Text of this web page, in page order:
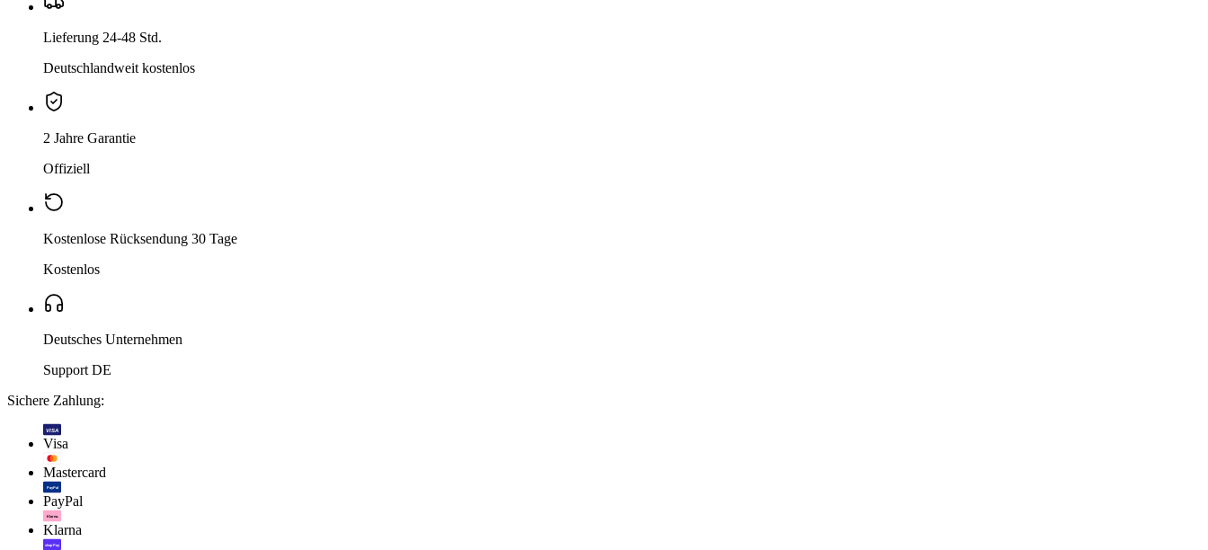
Lieferung 24-48 Std.
Deutschlandweit kostenlos
2 Jahre Garantie
Offiziell
Kostenlose Rücksendung 30 Tage
Kostenlos
Deutsches Unternehmen
Support DE
Sichere Zahlung:
VISA
Visa
Mastercard
PayPal
PayPal
Klarna.
Klarna
shop Pay